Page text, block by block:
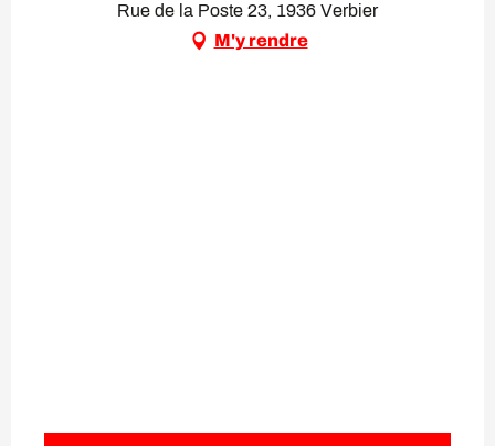
Rue de la Poste 23, 1936 Verbier
M'y rendre